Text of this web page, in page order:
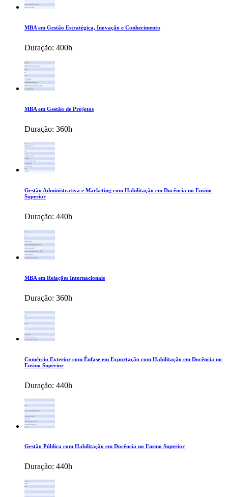
MBA em Gestão Estratégica, Inovação e Conhecimento
Duração: 400h
MBA em Gestão de Projetos
Duração: 360h
Gestão Administrativa e Marketing com Habilitação em Docência no Ensino
Superior
Duração: 440h
MBA em Relações Internacionais
Duração: 360h
Comércio Exterior com Ênfase em Exportação com Habilitação em Docência no
Ensino Superior
Duração: 440h
Gestão Pública com Habilitação em Docência no Ensino Superior
Duração: 440h